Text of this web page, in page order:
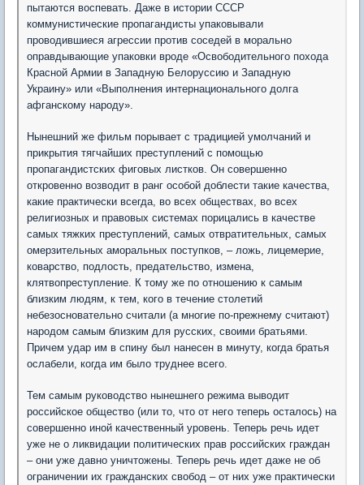
пытаются воспевать. Даже в истории СССР
коммунистические пропагандисты упаковывали
проводившиеся агрессии против соседей в морально
оправдывающие упаковки вроде «Освободительного похода
Красной Армии в Западную Белоруссию и Западную
Украину» или «Выполнения интернационального долга
афганскому народу».
Нынешний же фильм порывает с традицией умолчаний и
прикрытия тягчайших преступлений с помощью
пропагандистских фиговых листков. Он совершенно
откровенно возводит в ранг особой доблести такие качества,
какие практически всегда, во всех обществах, во всех
религиозных и правовых системах порицались в качестве
самых тяжких преступлений, самых отвратительных, самых
омерзительных аморальных поступков, – ложь, лицемерие,
коварство, подлость, предательство, измена,
клятвопреступление. К тому же по отношению к самым
близким людям, к тем, кого в течение столетий
небезосновательно считали (а многие по-прежнему считают)
народом самым близким для русских, своими братьями.
Причем удар им в спину был нанесен в минуту, когда братья
ослабели, когда им было труднее всего.
Тем самым руководство нынешнего режима выводит
российское общество (или то, что от него теперь осталось) на
совершенно иной качественный уровень. Теперь речь идет
уже не о ликвидации политических прав российских граждан
– они уже давно уничтожены. Теперь речь идет даже не об
ограничении их гражданских свобод – от них уже практически